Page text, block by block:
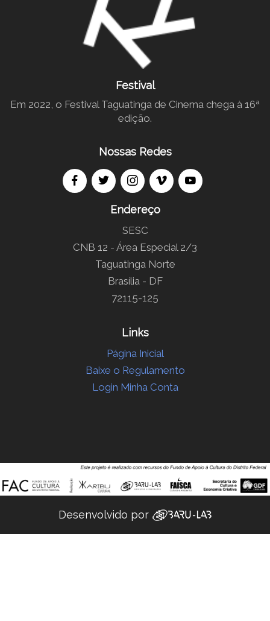
Festival
Em 2022, o Festival Taguatinga de Cinema chega à 16ª
edição.
Nossas Redes
Endereço
SESC
CNB 12 - Área Especial 2/3
Taguatinga Norte
Brasília - DF
72115-125
Links
Página Inicial
Baixe o Regulamento
Login Minha Conta
Desenvolvido por ‌